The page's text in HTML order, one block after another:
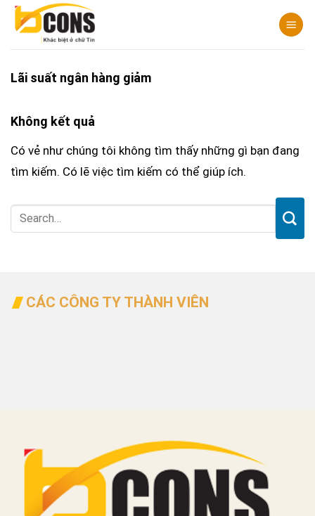
Chuyển
đến
nội
dungLãi suất ngân hàng giảm
Không kết quả
Có vẻ như chúng tôi không tìm thấy những gì bạn đang
tìm kiếm. Có lẽ việc tìm kiếm có thể giúp ích.
CÁC CÔNG TY THÀNH VIÊN